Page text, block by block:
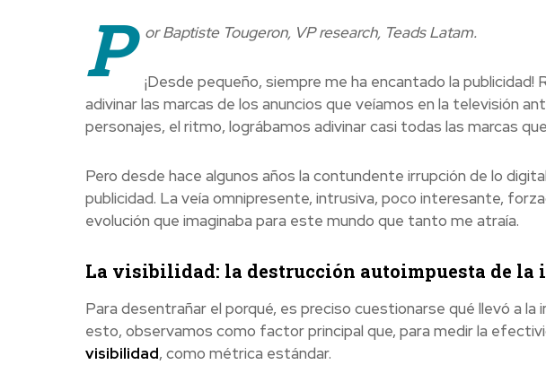
P or Baptiste Tougeron, VP research, Teads Latam.
¡Desde pequeño, siempre me ha encantado la publicidad!
adivinar las marcas de los anuncios que veíamos en la televisión
personajes, el ritmo, lográbamos adivinar casi todas las marcas
Pero desde hace algunos años la contundente irrupción de lo
publicidad. La veía omnipresente, intrusiva, poco interesante,
evolución que imaginaba para este mundo que tanto me atraía.
La visibilidad: la destrucción autoimpuesta de
Para desentrañar el porqué, es preciso cuestionarse qué llevó a la
esto, observamos como factor principal que, para medir la
visibilidad, como métrica estándar.